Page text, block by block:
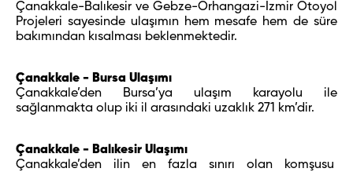
Çanakkale-Balıkesir ve Gebze-Orhangazi-İzmir Otoyol
Projeleri sayesinde ulaşımın hem mesafe hem de süre
bakımından kısalması beklenmektedir.
Çanakkale - Bursa Ulaşımı
Çanakkale’den Bursa’ya ulaşım karayolu ile
sağlanmakta olup iki il arasındaki uzaklık 271 km’dir.
Çanakkale - Balıkesir Ulaşımı
Çanakkale’den ilin en fazla sınırı olan komşusu